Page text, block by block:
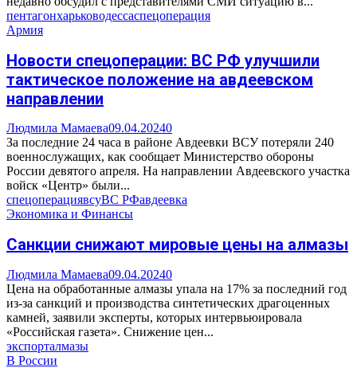
пентагонхарьководессаспецоперация
Армия
Новости спецоперации: ВС РФ улучшили
тактическое положение на авдеевском
направлении
Людмила Мамаева09.04.20240
За последние 24 часа в районе Авдеевки ВСУ потеряли 240
военнослужащих, как сообщает Министерство обороны
России девятого апреля. На направлении Авдеевского участка
войск «Центр» были...
спецоперациявсуВС РФавдеевка
Экономика и Финансы
Санкции снижают мировые цены на алмазы
Людмила Мамаева09.04.20240
Цена на обработанные алмазы упала на 17% за последний год
из-за санкций и производства синтетических драгоценных
камней, заявили эксперты, которых интервьюировала
«Российская газета». Снижение цен...
экспорталмазы
В России